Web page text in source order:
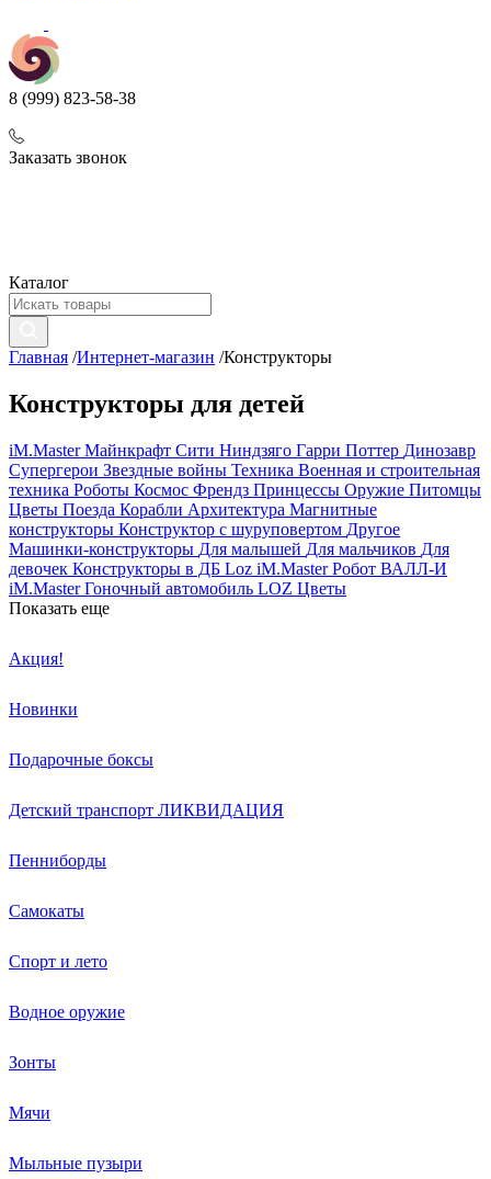
8 (999) 823-58-38
Заказать звонок
Каталог
Главная /Интернет-магазин /Конструкторы
Конструкторы для детей
iM.MasterМайнкрафт Сити Ниндзяго Гарри Поттер Динозавр
Супергерои Звездные войны Техника Военная и строительная
техника Роботы Космос Френдз Принцессы Оружие Питомцы
Цветы Поезда Корабли Архитектура Магнитные
конструкторы Конструктор с шуруповертом Другое
Машинки-конструкторы Для малышей Для мальчиков Для
девочек Конструкторы в ДБ Loz iM.Master Робот ВАЛЛ-И
iM.Master Гоночный автомобиль LOZ Цветы
Показать еще
Акция!
Новинки
Подарочные боксы
Детский транспорт ЛИКВИДАЦИЯ
Пенниборды
Самокаты
Спорт и лето
Водное оружие
Зонты
Мячи
Мыльные пузыри